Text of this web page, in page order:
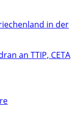
in der
an TTIP, CETA